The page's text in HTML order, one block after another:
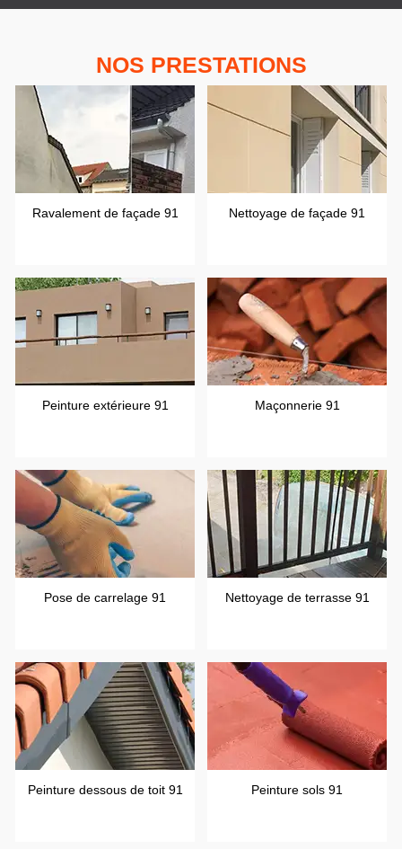
NOS PRESTATIONS
Ravalement de façade 91 Nettoyage de façade 91
Peinture extérieure 91 Maçonnerie 91
Pose de carrelage 91 Nettoyage de terrasse 91
Peinture dessous de toit 91 Peinture sols 91